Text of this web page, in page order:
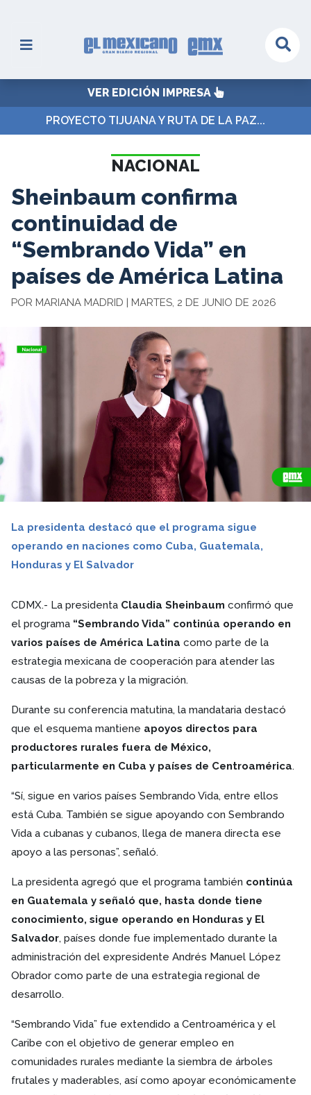
VER EDICIÓN IMPRESA
PROYECTO TIJUANA Y RUTA DE LA PAZ...
NACIONAL
Sheinbaum confirma
continuidad de
“Sembrando Vida” en
países de América Latina
POR MARIANA MADRID | MARTES, 2 DE JUNIO DE 2026
La presidenta destacó que el programa sigue
operando en naciones como Cuba, Guatemala,
Honduras y El Salvador
CDMX.- La presidenta Claudia Sheinbaum confirmó que
el programa “Sembrando Vida” continúa operando en
varios países de América Latina como parte de la
estrategia mexicana de cooperación para atender las
causas de la pobreza y la migración.
Durante su conferencia matutina, la mandataria destacó
que el esquema mantiene apoyos directos para
productores rurales fuera de México,
particularmente en Cuba y países de Centroamérica.
“Sí, sigue en varios países Sembrando Vida, entre ellos
está Cuba. También se sigue apoyando con Sembrando
Vida a cubanas y cubanos, llega de manera directa ese
apoyo a las personas”, señaló.
La presidenta agregó que el programa también continúa
en Guatemala y señaló que, hasta donde tiene
conocimiento, sigue operando en Honduras y El
Salvador, países donde fue implementado durante la
administración del expresidente Andrés Manuel López
Obrador como parte de una estrategia regional de
desarrollo.
“Sembrando Vida” fue extendido a Centroamérica y el
Caribe con el objetivo de generar empleo en
comunidades rurales mediante la siembra de árboles
frutales y maderables, así como apoyar económicamente